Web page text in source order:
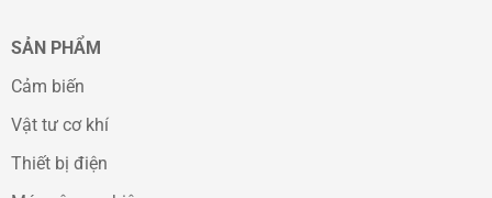
SẢN PHẨM
Cảm biến
Vật tư cơ khí
Thiết bị điện